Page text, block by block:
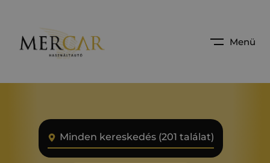
Menü
Minden kereskedés (201 találat)